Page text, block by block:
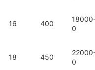
16 400
0
18 450
0